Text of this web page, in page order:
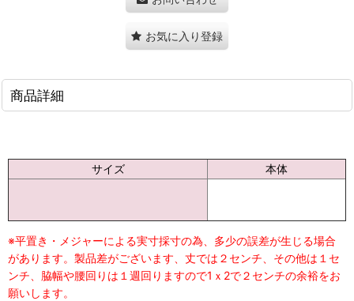
お気に入り登録
商品詳細
サイズ 本体
※平置き・メジャーによる実寸採寸の為、多少の誤差が生じる場合
があります。製品差がございます、丈では２センチ、その他は１セ
ンチ、脇幅や腰回りは１週回りますので1ｘ2で２センチの余裕をお
願いします。